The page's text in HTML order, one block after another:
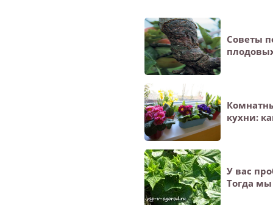
Советы
кухни:
У вас
Тогда